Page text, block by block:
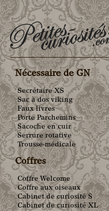
Nécessaire de GN
Secrétaire XS
Sac à dos viking
Faux livres
Porte Parchemins
Sacoche en cuir
Serrure rotative
Trousse-médicale
Coffres
Coffre Welcome
Coffre aux oiseaux
Cabinet de curiosité S
Cabinet de curiosité XL